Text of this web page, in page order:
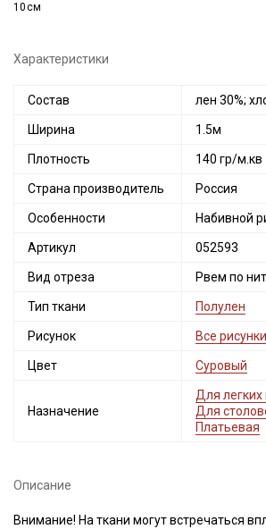
10см
Характеристики
Состав лен 30%;
Ширина 1.5м
Плотность 140 гр/м.кв
Страна производитель Россия
Особенности Набивной
Артикул 052593
Вид отреза Рвем по
Тип ткани Полулен
Рисунок Все рисунки
Цвет Суровый
Назначение
Для легких
Для
Платьевая
Описание
Внимание! На ткани могут встречаться